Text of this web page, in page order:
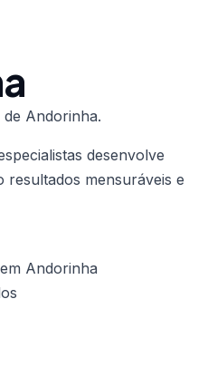
Andorinha.
desenvolve
resultados mensuráveis e
Andorinha